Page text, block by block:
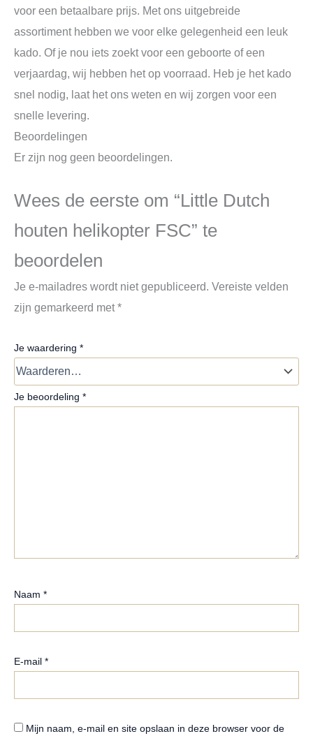
voor een betaalbare prijs. Met ons uitgebreide
assortiment hebben we voor elke gelegenheid een leuk
kado. Of je nou iets zoekt voor een geboorte of een
verjaardag, wij hebben het op voorraad. Heb je het kado
snel nodig, laat het ons weten en wij zorgen voor een
snelle levering.
Beoordelingen
Er zijn nog geen beoordelingen.
Wees de eerste om “Little Dutch
houten helikopter FSC” te
beoordelen
Je e-mailadres wordt niet gepubliceerd. Vereiste velden
zijn gemarkeerd met*
Je waardering *
Je beoordeling *
Naam *
E-mail *
Mijn naam, e-mail en site opslaan in deze browser voor de